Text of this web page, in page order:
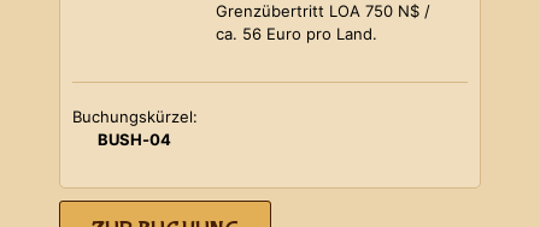
Grenzübertritt LOA 750 N$ /
ca. 56 Euro pro Land.
Buchungskürzel:
BUSH-04